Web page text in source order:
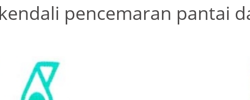
pencemaran pantai